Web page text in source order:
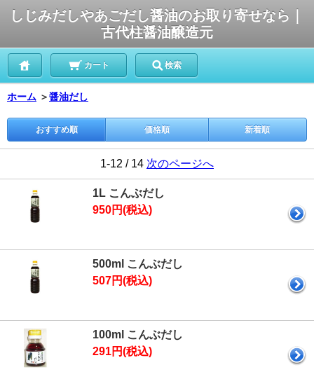
しじみだしやあごだし醤油のお取り寄せなら｜
古代柱醤油醸造元
カート 検索
ホーム ＞醤油だし
おすすめ順 価格順 新着順
1-12 / 14 次のページへ
1L こんぶだし
950円(税込)
500ml こんぶだし
507円(税込)
100ml こんぶだし
291円(税込)